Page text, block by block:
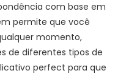
com base em
permite que você
momento,
de diferentes tipos de
perfect para que